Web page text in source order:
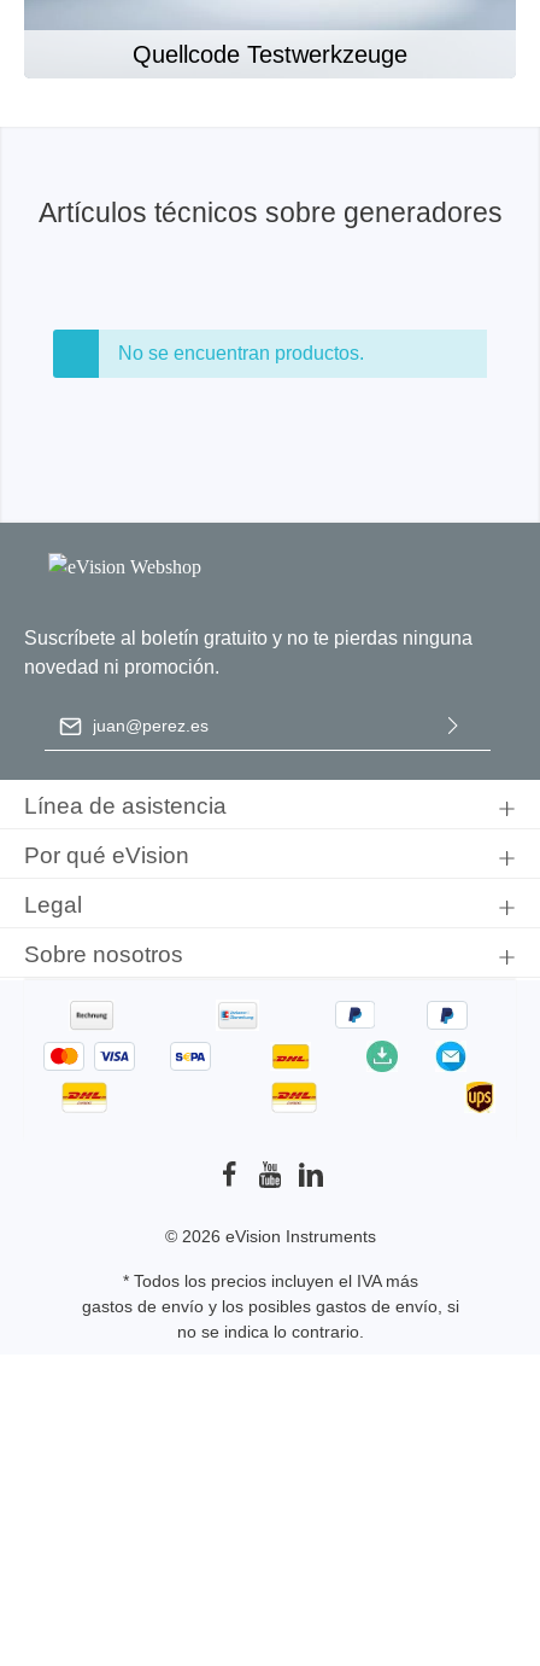
Quellcode Testwerkzeuge
Artículos técnicos sobre generadores
No se encuentran productos.
Suscríbete al boletín gratuito y no te pierdas ninguna
novedad ni promoción.
Dirección de correo electrónico
términos y condiciones generales
Línea de asistencia
Por qué eVision
Legal
Sobre nosotros
© 2026 eVision Instruments
* Todos los precios incluyen el IVA más
gastos de envíoy los posibles gastos de envío, si
no se indica lo contrario.